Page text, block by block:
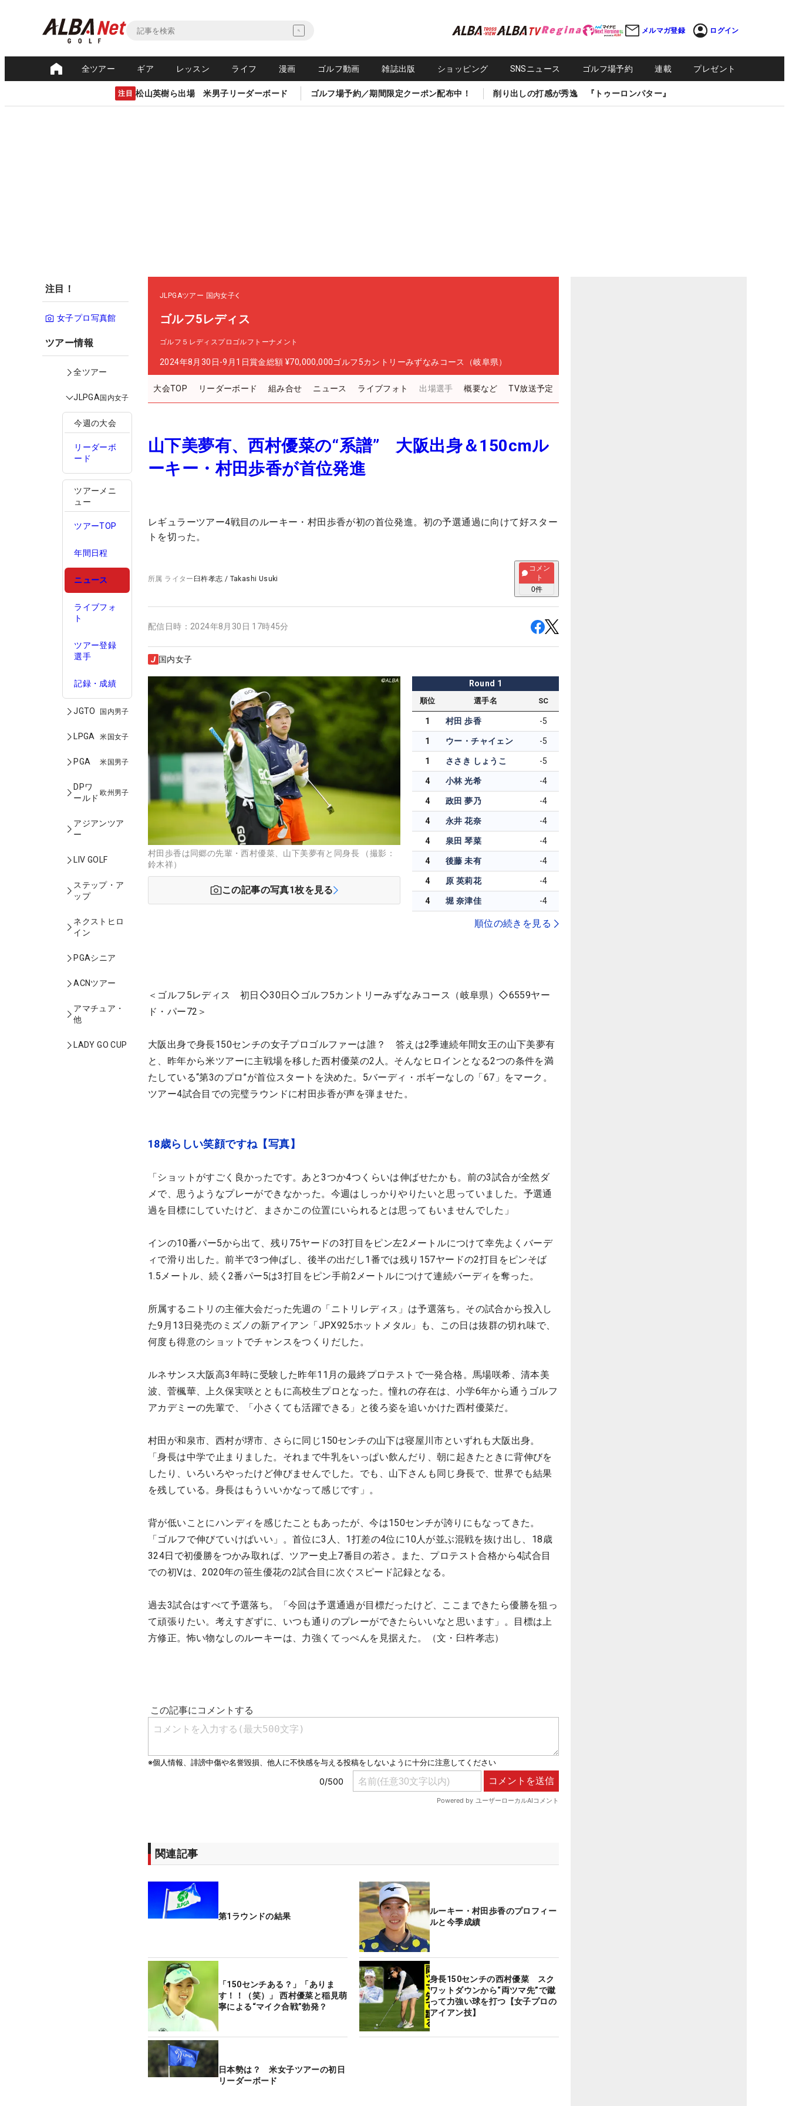
メルマガ登録 ログイン
全ツアー ギア レッスン ライフ 漫画 ゴルフ動画 雑誌出版 ショッピング SNSニュース ゴルフ場予約 連載 プレゼント
注目 松山英樹ら出場 米男子リーダーボード ゴルフ場予約／期間限定クーポン配布中！ 削り出しの打感が秀逸 『トゥーロンパター』
注目！
女子プロ写真館
ツアー情報
全ツアー
JLPGA国内女子
今週の大会
リーダーボ
ード
ツアーメニ
ュー
ツアーTOP
年間日程
ニュース
ライブフォ
ト
ツアー登録
選手
記録・成績
JGTO 国内男子
LPGA 米国女子
PGA 米国男子
DPワ
ールド
欧州男子
アジアンツア
ー
LIV GOLF
ステップ・ア
ップ
ネクストヒロ
イン
PGAシニア
ACNツアー
アマチュア・
他
LADY GO CUP
JLPGAツアー 国内女子
ゴルフ5レディス
ゴルフ５レディスプロゴルフトーナメント
2024年8月30日-9月1日賞金総額 ¥70,000,000ゴルフ5カントリーみずなみコース（岐阜県）
大会TOP リーダーボード 組み合せ ニュース ライブフォト 出場選手 概要など TV放送予定
山下美夢有、西村優菜の“系譜” 大阪出身＆150cmル
ーキー・村田歩香が首位発進
レギュラーツアー4戦目のルーキー・村田歩香が初の首位発進。初の予選通過に向けて好スター
トを切った。
所属 ライター 臼杵孝志 / Takashi Usuki
コメン
ト
0件
配信日時： 2024年8月30日 17時45分
国内女子
村田歩香は同郷の先輩・西村優菜、山下美夢有と同身長 （撮影：
鈴木祥）
この記事の写真1枚を見る
Round 1
順位 選手名 SC
1 村田 歩香 -5
1 ウー・チャイェン -5
1 ささき しょうこ -5
4 小林 光希 -4
4 政田 夢乃 -4
4 永井 花奈 -4
4 泉田 琴菜 -4
4 後藤 未有 -4
4 原 英莉花 -4
4 堀 奈津佳 -4
順位の続きを見る
＜ゴルフ5レディス 初日◇30日◇ゴルフ5カントリーみずなみコース（岐阜県）◇6559ヤー
ド・パー72＞
大阪出身で身長150センチの女子プロゴルファーは誰？ 答えは2季連続年間女王の山下美夢有
と、昨年から米ツアーに主戦場を移した西村優菜の2人。そんなヒロインとなる2つの条件を満
たしている“第3のプロ”が首位スタートを決めた。5バーディ・ボギーなしの「67」をマーク。
ツアー4試合目での完璧ラウンドに村田歩香が声を弾ませた。
18歳らしい笑顔ですね【写真】
「ショットがすごく良かったです。あと3つか4つくらいは伸ばせたかも。前の3試合が全然ダ
メで、思うようなプレーができなかった。今週はしっかりやりたいと思っていました。予選通
過を目標にしていたけど、まさかこの位置にいられるとは思ってもいませんでした」
インの10番パー5から出て、残り75ヤードの3打目をピン左2メートルにつけて幸先よくバーデ
ィで滑り出した。前半で3つ伸ばし、後半の出だし1番では残り157ヤードの2打目をピンそば
1.5メートル、続く2番パー5は3打目をピン手前2メートルにつけて連続バーディを奪った。
所属するニトリの主催大会だった先週の「ニトリレディス」は予選落ち。その試合から投入し
た9月13日発売のミズノの新アイアン「JPX925ホットメタル」も、この日は抜群の切れ味で、
何度も得意のショットでチャンスをつくりだした。
ルネサンス大阪高3年時に受験した昨年11月の最終プロテストで一発合格。馬場咲希、清本美
波、菅楓華、上久保実咲とともに高校生プロとなった。憧れの存在は、小学6年から通うゴルフ
アカデミーの先輩で、「小さくても活躍できる」と後ろ姿を追いかけた西村優菜だ。
村田が和泉市、西村が堺市、さらに同じ150センチの山下は寝屋川市といずれも大阪出身。
「身長は中学で止まりました。それまで牛乳をいっぱい飲んだり、朝に起きたときに背伸びを
したり、いろいろやったけど伸びませんでした。でも、山下さんも同じ身長で、世界でも結果
を残している。身長はもういいかなって感じです」。
背が低いことにハンディを感じたこともあったが、今は150センチが誇りにもなってきた。
「ゴルフで伸びていけばいい」。首位に3人、1打差の4位に10人が並ぶ混戦を抜け出し、18歳
324日で初優勝をつかみ取れば、ツアー史上7番目の若さ。また、プロテスト合格から4試合目
での初Vは、2020年の笹生優花の2試合目に次ぐスピード記録となる。
過去3試合はすべて予選落ち。「今回は予選通過が目標だったけど、ここまできたら優勝を狙っ
て頑張りたい。考えすぎずに、いつも通りのプレーができたらいいなと思います」。目標は上
方修正。怖い物なしのルーキーは、力強くてっぺんを見据えた。（文・臼杵孝志）
関連記事
第1ラウンドの結果
ルーキー・村田歩香のプロフィー
ルと今季成績
「150センチある？」「ありま
す！！（笑）」 西村優菜と稲見萌
寧による“マイク合戦”勃発？
身長150センチの西村優菜 スク
ワットダウンから“両ツマ先”で蹴
って力強い球を打つ【女子プロの
アイアン技】
日本勢は？ 米女子ツアーの初日
リーダーボード